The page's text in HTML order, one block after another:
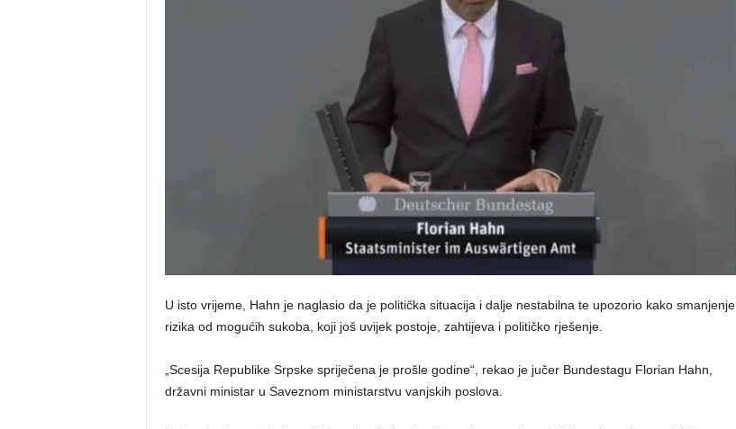
U isto vrijeme, Hahn je naglasio da je politička situacija i dalje nestabilna te upozorio kako smanjenje
rizika od mogućih sukoba, koji još uvijek postoje, zahtijeva i političko rješenje.
„Scesija Republike Srpske spriječena je prošle godine“, rekao je jučer Bundestagu Florian Hahn,
državni ministar u Saveznom ministarstvu vanjskih poslova.